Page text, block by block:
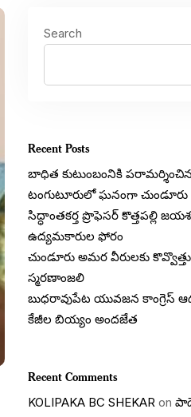
Search
Recent Posts
బాధిత కుటుంబంనికి పరామర్శించిన
టంగుటూరులో ఘనంగా చుండూరు
సిద్ధాంతకర్త ప్రొఫెసర్ కొత్తపల్లి
ఉద్యమకారుల ఫోరం
చుండూరు అమర వీరులకు
స్మరణాంజలి
బుధరావుపేట యువజన కాంగ్రెస్
కేజీల బియ్యం అందజేత
Recent Comments
KOLIPAKA BC SHEKAR on